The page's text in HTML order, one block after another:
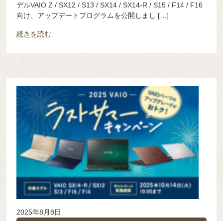
デルVAIO Z / SX12 / S13 / SX14 / SX14-R / S15 / F14 / F16
向け、アップデートプログラムを公開しまし […]
続きを読む
2025年8月8日